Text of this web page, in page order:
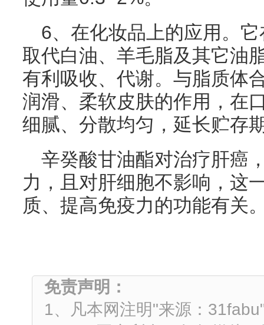
6、在化妆品上的应用。
取代白油、羊毛脂及其它油
有利吸收、代谢。与脂质体
润滑、柔软皮肤的作用，在
细腻、分散均匀，延长贮存
辛癸酸甘油酯对治疗肝癌
力，且对肝细胞不影响，这
质、提高免疫力的功能有关
免责声明：
1、凡本网注明"来源：